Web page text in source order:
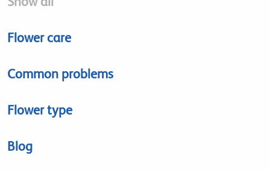
Flower care
Common problems
Flower type
Blog